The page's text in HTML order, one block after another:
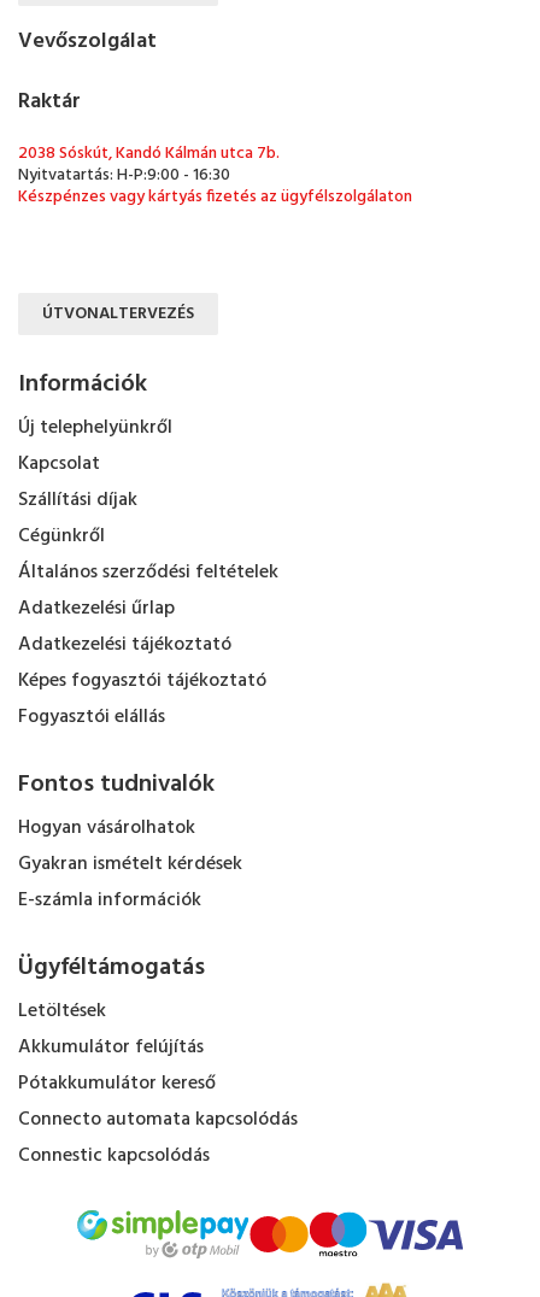
Vevőszolgálat
Raktár
2038 Sóskút, Kandó Kálmán utca 7b.
Nyitvatartás: H-P:9:00 - 16:30
Készpénzes vagy kártyás fizetés az ügyfélszolgálaton
ÚTVONALTERVEZÉS
Információk
Új telephelyünkről
Kapcsolat
Szállítási díjak
Cégünkről
Általános szerződési feltételek
Adatkezelési űrlap
Adatkezelési tájékoztató
Képes fogyasztói tájékoztató
Fogyasztói elállás
Fontos tudnivalók
Hogyan vásárolhatok
Gyakran ismételt kérdések
E-számla információk
Ügyféltámogatás
Letöltések
Akkumulátor felújítás
Pótakkumulátor kereső
Connecto automata kapcsolódás
Connestic kapcsolódás